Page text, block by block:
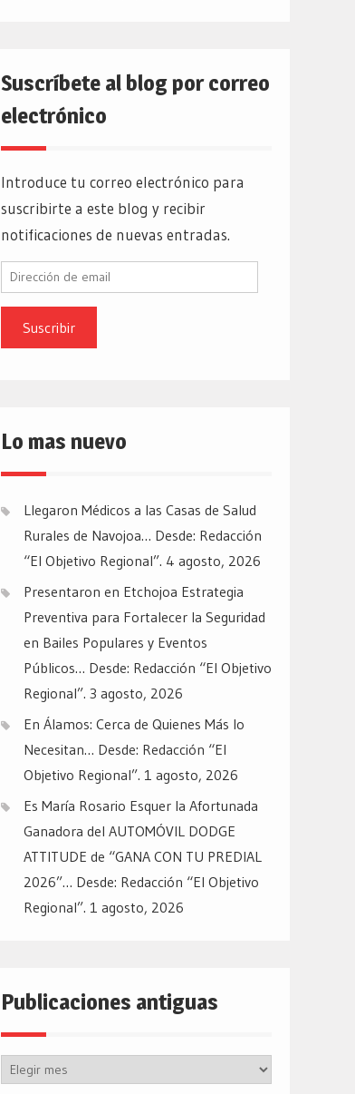
Suscríbete al blog por correo
electrónico
Introduce tu correo electrónico para
suscribirte a este blog y recibir
notificaciones de nuevas entradas.
Dirección
email
Lo mas nuevo
Llegaron Médicos a las Casas de Salud
Rurales de Navojoa… Desde: Redacción
“El Objetivo Regional”. 4 agosto, 2026
Presentaron en Etchojoa Estrategia
Preventiva para Fortalecer la Seguridad
en Bailes Populares y Eventos
Públicos… Desde: Redacción “El Objetivo
Regional”. 3 agosto, 2026
En Álamos: Cerca de Quienes Más lo
Necesitan… Desde: Redacción “El
Objetivo Regional”. 1 agosto, 2026
Es María Rosario Esquer la Afortunada
Ganadora del AUTOMÓVIL DODGE
ATTITUDE de “GANA CON TU PREDIAL
2026”… Desde: Redacción “El Objetivo
Regional”. 1 agosto, 2026
Publicaciones antiguas
Publicaciones